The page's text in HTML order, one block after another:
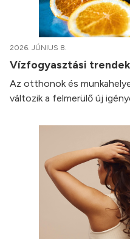
2026. JÚNIUS 8.
Vízfogyasztási
Az otthonok és
változik a felmerülő új